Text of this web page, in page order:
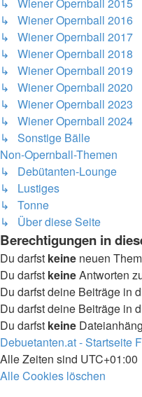
↳ Wiener Opernball 2016
↳ Wiener Opernball 2017
↳ Wiener Opernball 2018
↳ Wiener Opernball 2019
↳ Wiener Opernball 2020
↳ Wiener Opernball 2023
↳ Wiener Opernball 2024
↳ Sonstige Bälle
Non-Opernball-Themen
↳ Debütanten-Lounge
↳ Lustiges
↳ Tonne
↳ Über diese Seite
Berechtigungen in
Du darfst keine neuen
Du darfst keineAntworten
Du darfst deine Beiträge in
Du darfst deine Beiträge in
Du darfst keine
Debuetanten.at - Startseite
Alle Zeiten sind UTC+01:00
Alle Cookies löschen